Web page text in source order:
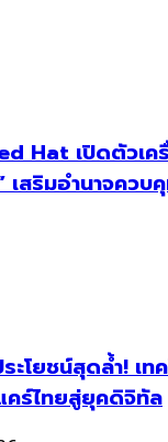
Hat เปิดตัวเค
สริมอำนาจควบ
ะโยชน์สุดล้ำ! เท
คร์ไทยสู่ยุคดิจิทัล